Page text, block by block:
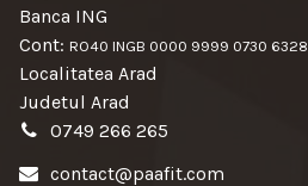
Banca ING
Cont: RO40 INGB 0000 9999 0730 6328
Localitatea Arad
Judetul Arad
0749 266 265
contact@paafit.com